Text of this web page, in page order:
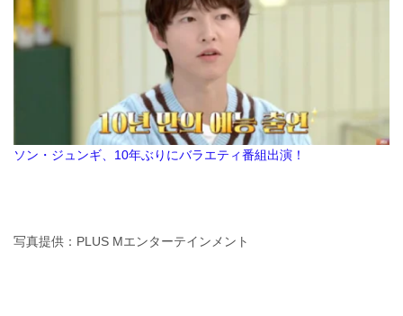
ソン・ジュンギ、10年ぶりにバラエティ番組出演！
写真提供：PLUS Mエンターテインメント